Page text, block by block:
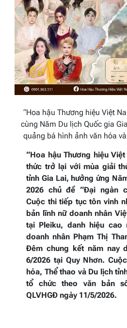
“Hoa hậu Thương hiệu Việt
cùng Năm Du lịch Quốc gia
quảng bá hình ảnh văn hóa
“Hoa hậu Thương hiệu
thức trở lại với mùa giải
tỉnh Gia Lai, hưởng ứng
2026 chủ đề “Đại ngàn
Cuộc thi tiếp tục tôn vinh
bản lĩnh nữ doanh nhân
tại Pleiku, danh hiệu cao
doanh nhân Phạm Thị
Đêm chung kết năm nay
6/2026 tại Quy Nhơn.
hóa, Thể thao và Du lịch
tổ chức theo văn bản số
QLVHGĐ ngày 11/5/2026.